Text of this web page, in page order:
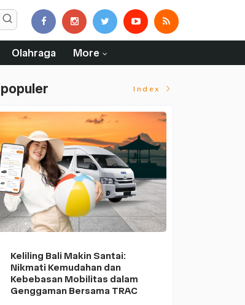
Olahraga More
Index
Keliling Bali Makin Santai:
Nikmati Kemudahan dan
Kebebasan Mobilitas dalam
Genggaman Bersama TRAC